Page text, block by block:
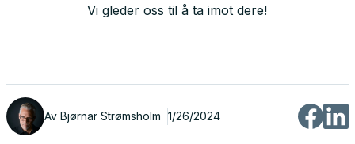
Vi gleder oss til å ta imot dere!
Av Bjørnar Strømsholm 1/26/2024